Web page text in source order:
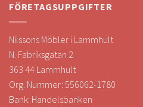
FÖRETAGSUPPGIFTER
Nilssons Möbler i Lammhult
N. Fabriksgatan 2
363 44 Lammhult
Org. Nummer: 556062-1780
Bank: Handelsbanken